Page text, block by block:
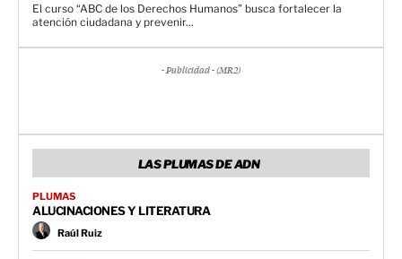
El curso “ABC de los Derechos Humanos” busca fortalecer la
atención ciudadana y prevenir...
- Publicidad - (MR2)
LAS PLUMAS DE ADN
PLUMAS
ALUCINACIONES Y LITERATURA
Raúl Ruiz